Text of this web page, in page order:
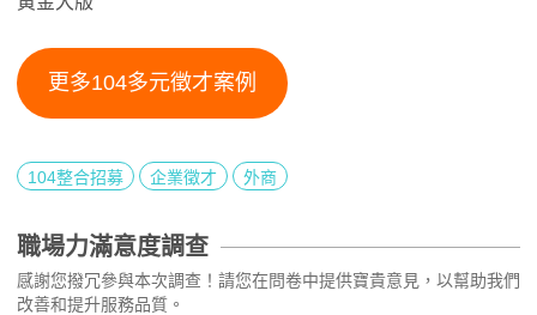
更多104多元徵才案例
104整合招募 企業徵才 外商
職場力滿意度調查
感謝您撥冗參與本次調查！請您在問卷中提供寶貴意見，以幫助我們
改善和提升服務品質。